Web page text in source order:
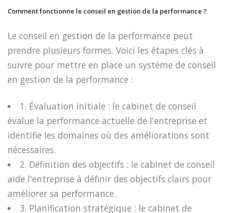
Comment fonctionne le conseil en gestion de la performance ?
Le conseil en gestion de la performance peut
prendre plusieurs formes. Voici les étapes clés à
suivre pour mettre en place un système de conseil
en gestion de la performance :
1. Évaluation initiale : le cabinet de conseil
évalue la performance actuelle de l'entreprise et
identifie les domaines où des améliorations sont
nécessaires.
2. Définition des objectifs : le cabinet de conseil
aide l'entreprise à définir des objectifs clairs pour
améliorer sa performance.
3. Planification stratégique : le cabinet de